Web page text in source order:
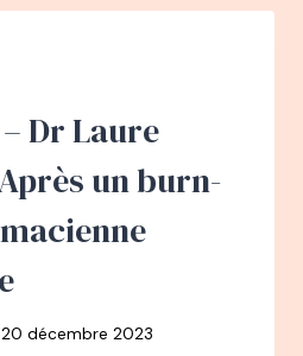
Dr Laure
un burn-
20 décembre 2023